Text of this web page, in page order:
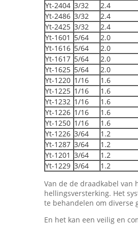
Yt-2404 3/32 2.4
Yt-2486 3/32 2.4
Yt-2425 3/32 2.4
Yt-1601 5/64 2.0
Yt-1616 5/64 2.0
Yt-1617 5/64 2.0
Yt-1625 5/64 2.0
Yt-1220 1/16 1.6
Yt-1225 1/16 1.6
Yt-1232 1/16 1.6
Yt-1226 1/16 1.6
Yt-1250 1/16 1.6
Yt-1226 3/64 1.2
Yt-1287 3/64 1.2
Yt-1201 3/64 1.2
Yt-1229 3/64 1.2
Van de de draadkabel van
hellingsversterking. Het
te behandelen om diverse
En het kan een veilig en